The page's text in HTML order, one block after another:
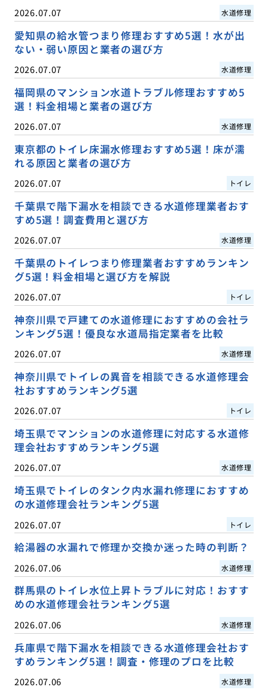
2026.07.07 水道修理
愛知県の給水管つまり修理おすすめ5選！水が出
ない・弱い原因と業者の選び方
2026.07.07 水道修理
福岡県のマンション水道トラブル修理おすすめ5
選！料金相場と業者の選び方
2026.07.07 水道修理
東京都のトイレ床漏水修理おすすめ5選！床が濡
れる原因と業者の選び方
2026.07.07 トイレ
千葉県で階下漏水を相談できる水道修理業者おす
すめ5選！調査費用と選び方
2026.07.07 水道修理
千葉県のトイレつまり修理業者おすすめランキン
グ5選！料金相場と選び方を解説
2026.07.07 トイレ
神奈川県で戸建ての水道修理におすすめの会社ラ
ンキング5選！優良な水道局指定業者を比較
2026.07.07 水道修理
神奈川県でトイレの異音を相談できる水道修理会
社おすすめランキング5選
2026.07.07 トイレ
埼玉県でマンションの水道修理に対応する水道修
理会社おすすめランキング5選
2026.07.07 水道修理
埼玉県でトイレのタンク内水漏れ修理におすすめ
の水道修理会社ランキング5選
2026.07.07 トイレ
給湯器の水漏れで修理か交換か迷った時の判断？
2026.07.06 水道修理
群馬県のトイレ水位上昇トラブルに対応！おすす
めの水道修理会社ランキング5選
2026.07.06 水道修理
兵庫県で階下漏水を相談できる水道修理会社おす
すめランキング5選！調査・修理のプロを比較
2026.07.06 水道修理